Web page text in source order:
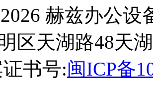
赫兹办公设
区天湖路48天
书号:闽ICP备